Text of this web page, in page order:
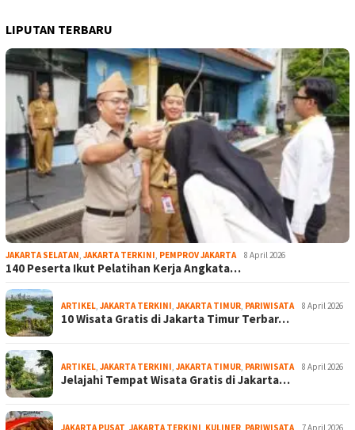
LIPUTAN TERBARU
JAKARTA SELATAN, JAKARTA TERKINI, PEMPROV JAKARTA 8 April 2026
140 Peserta Ikut Pelatihan Kerja Angkata…
ARTIKEL, JAKARTA TERKINI, JAKARTA TIMUR, PARIWISATA 8 April 2026
10 Wisata Gratis di Jakarta Timur Terbar…
ARTIKEL, JAKARTA TERKINI, JAKARTA TIMUR, PARIWISATA 8 April 2026
Jelajahi Tempat Wisata Gratis di Jakarta…
JAKARTA PUSAT JAKARTA TERKINI KULINER PARIWISATA 7 April 2026